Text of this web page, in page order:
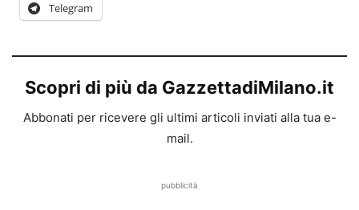
Telegram
Scopri di più da GazzettadiMilano.it
Abbonati per ricevere gli ultimi articoli inviati alla tua e-
mail.
pubblicità